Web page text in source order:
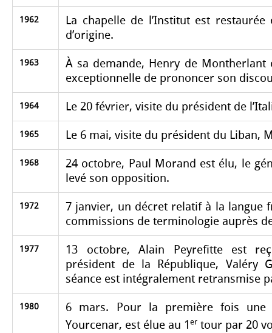
1962
La chapelle de l’Institut est
d’origine.
1963
À sa demande, Henry de Montherlant
exceptionnelle de prononcer son
1964 Le 20 février, visite du président de
1965 Le 6 mai, visite du président du Liban,
1968
24 octobre, Paul Morand est élu, le
levé son opposition.
1972
7 janvier, un décret relatif à la langue
commissions de terminologie auprès
1977
13 octobre, Alain Peyrefitte est
président de la République, Valéry
séance est intégralement retransmise
1980
6 mars. Pour la première fois une
Yourcenar, est élue au 1er tour par 20